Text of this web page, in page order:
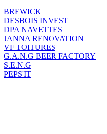
BREWICK
DESBOIS INVEST
DPA NAVETTES
JANNA RENOVATION
VF TOITURES
G.A.N.G BEER FACTORY
S.E.N.G
PEPS'IT